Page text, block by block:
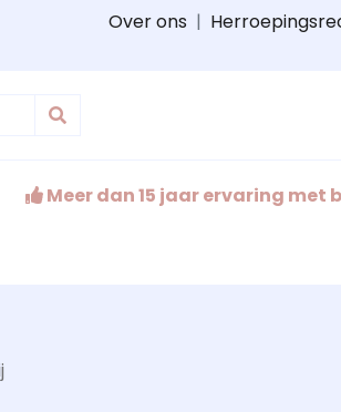
Over ons |
Meer dan 15 jaar ervaring met